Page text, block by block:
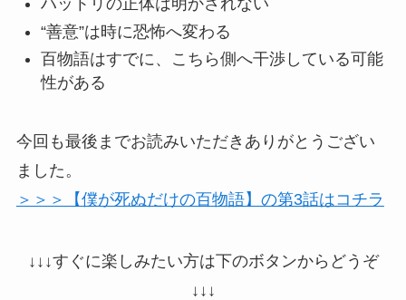
ハットリの正体は明かされない
“善意”は時に恐怖へ変わる
百物語はすでに、こちら側へ干渉している可能
性がある
今回も最後までお読みいただきありがとうござい
ました。
＞＞＞【僕が死ぬだけの百物語】の第3話はコチラ
↓↓↓すぐに楽しみたい方は下のボタンからどうぞ
↓↓↓